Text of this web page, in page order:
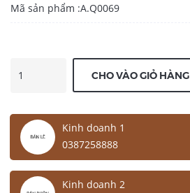
Mã sản phẩm :A.Q0069
CHO VÀO GIỎ HÀNG
Kinh doanh 1
0387258888
Kinh doanh 2